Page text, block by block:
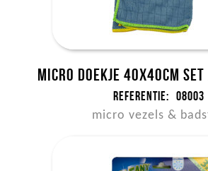
Micro doekje 40x40cm
Referentie: 08003
micro vezels &